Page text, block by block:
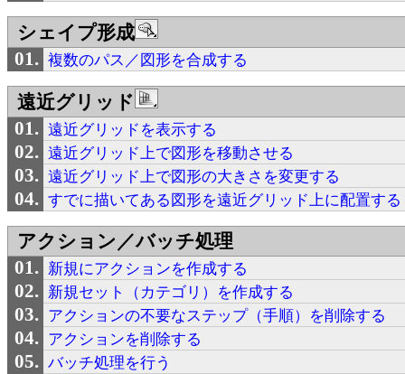
シェイプ形成
複数のパス／図形を合成する
遠近グリッド
遠近グリッドを表示する
遠近グリッド上で図形を移動させる
遠近グリッド上で図形の大きさを変更する
すでに描いてある図形を遠近グリッド上に配置する
アクション／バッチ処理
新規にアクションを作成する
新規セット（カテゴリ）を作成する
アクションの不要なステップ（手順）を削除する
アクションを削除する
バッチ処理を行う